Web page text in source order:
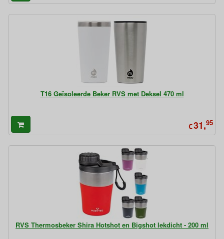
T16 Geïsoleerde Beker RVS met Deksel 470 ml
€31,95
RVS Thermosbeker Shira Hotshot en Bigshot lekdicht - 200 ml